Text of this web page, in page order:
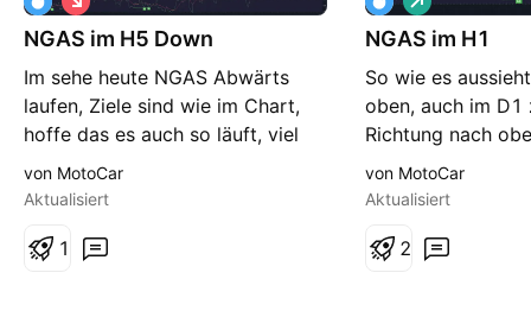
NGAS im H5 Down
Im sehe heute NGAS Abwärts
laufen, Ziele sind wie im Chart,
hoffe das es auch so läuft, viel
Spaß beim beobachten. Wie
immer gilt: Keine Anlage
Empfehlung, jeder ist für seine
h
o
t
von MotoCar
Aktualisiert
1
NGAS im H1
So wie es
oben, auch im D1
Richtung nach
sehen, aber bitte
Keine Anlage
o
n
von MotoCar
Aktualisiert
2